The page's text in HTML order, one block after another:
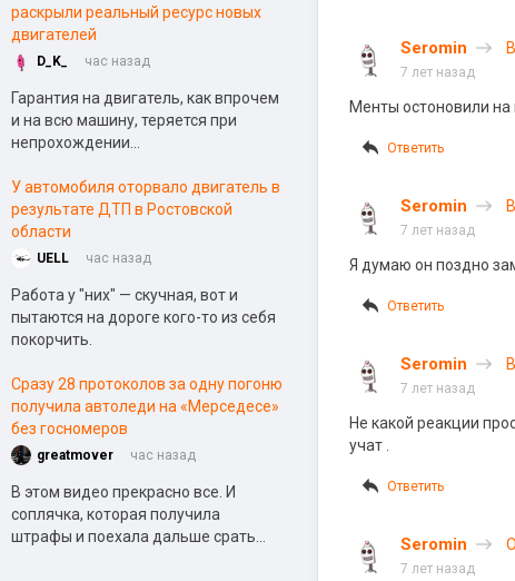
раскрыли реальный ресурс новых
двигателей
D_K_ час назад
Гарантия на двигатель, как впрочем
и на всю машину, теряется при
непрохождении...
У автомобиля оторвало двигатель в
результате ДТП в Ростовской
области
UELL час назад
Работа у "них" — скучная, вот и
пытаются на дороге кого-то из себя
покорчить.
Сразу 28 протоколов за одну погоню
получила автоледи на «Мерседесе»
без госномеров
greatmover час назад
В этом видео прекрасно все. И
соплячка, которая получила
штрафы и поехала дальше срать...
Seromin
7 лет назад
Менты остоновили
Ответить
Seromin
7 лет назад
Я думаю он поздно
Ответить
Seromin
7 лет назад
Не какой реакции
учат .
Ответить
Seromin
7 лет назад